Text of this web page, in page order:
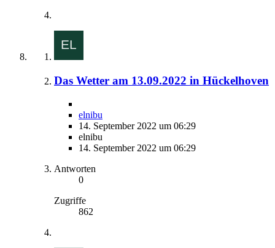
Das Wetter am 13.09.2022 in Hückelhoven
elnibu
14. September 2022 um 06:29
elnibu
14. September 2022 um 06:29
Antworten
0
Zugriffe
862